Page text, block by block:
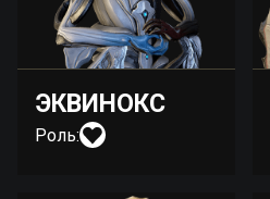
ЭКВИНОКС
Роль: